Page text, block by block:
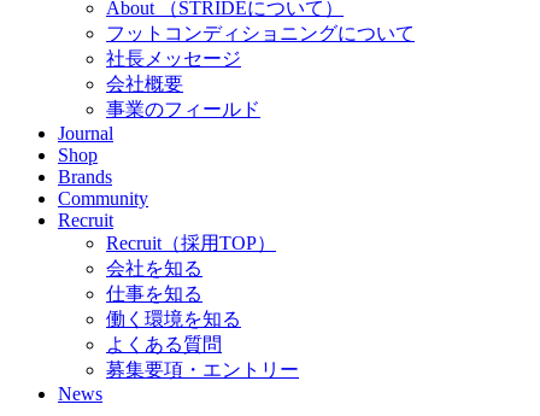
About
（STRIDEについて）
フットコンディショニングについて
社長メッセージ
会社概要
事業のフィールド
Journal
Shop
Brands
Community
Recruit
Recruit （採用TOP）
会社を知る
仕事を知る
働く環境を知る
よくある質問
募集要項・エントリー
News